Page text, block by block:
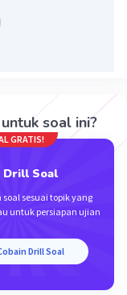
sungai
tentang nama
soal ini?
GRATIS!
Drill Soal
sesuai topik yang
untuk persiapan ujian
Drill Soal